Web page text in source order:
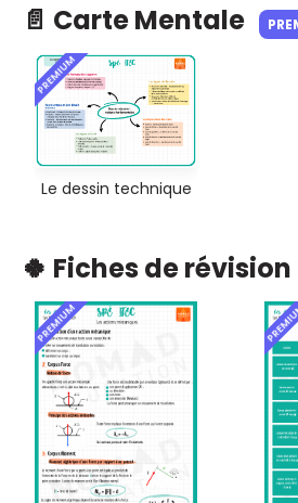
📄 Carte Mentale
PREMIUM
Le dessin technique
🍀 Fiches de révision
PREMIUM